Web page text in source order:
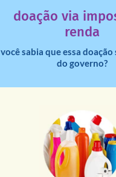
doação via
renda
você sabia que essa
do governo?
Você sabia que pessoas
destinar 3% do imposto
Aliança Liberal, 84 – Vila
De segunda a sábado,
fale conosco